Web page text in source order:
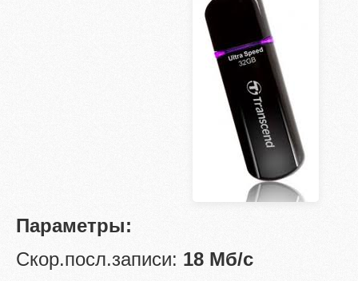
Параметры:
Скор.посл.записи: 18 Мб/с